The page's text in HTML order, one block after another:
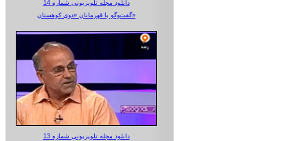
دانلود مجله تلویزیونی شماره 14
گفت‌وگو با قهرمانان «دوی کوهستان»
دانلود مجله تلویزیونی شماره 13